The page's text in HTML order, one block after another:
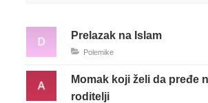
Prelazak na Islam
Polemike
Momak koji želi da pređe
roditelji